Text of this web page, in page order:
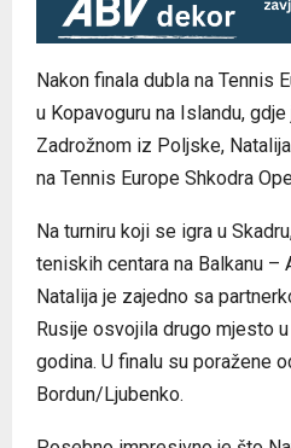
Nakon finala dubla na Tennis
u Kopavoguru na Islandu,
Zadrožnom iz Poljske,
na Tennis Europe Shkodra
Na turniru koji se igra u
teniskih centara na Balkanu –
Natalija je zajedno sa
Rusije osvojila drugo mjesto
godina. U finalu su poražene
Bordun/Ljubenko.